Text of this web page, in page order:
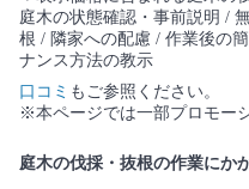
庭木の状態確認・事前説明 /
根 / 隣家への配慮 / 作業後の
ナンス方法の教示
口コミ もご参照ください。
※本ページでは一部プロモー
庭木の伐採・抜根の作業にか